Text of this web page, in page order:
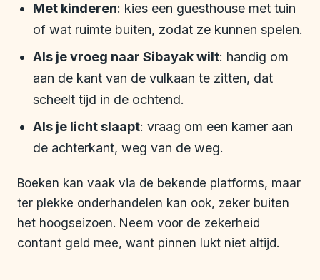
Met kinderen: kies een guesthouse met tuin
of wat ruimte buiten, zodat ze kunnen spelen.
Als je vroeg naar Sibayak wilt: handig om
aan de kant van de vulkaan te zitten, dat
scheelt tijd in de ochtend.
Als je licht slaapt: vraag om een kamer aan
de achterkant, weg van de weg.
Boeken kan vaak via de bekende platforms, maar
ter plekke onderhandelen kan ook, zeker buiten
het hoogseizoen. Neem voor de zekerheid
contant geld mee, want pinnen lukt niet altijd.